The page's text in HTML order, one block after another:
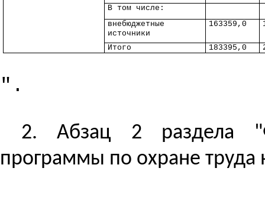
В том числе:
внебюджетные
источники
163359,0
Итого 183395,0
".
2. Абзац 2 раздела
программы по охране труда